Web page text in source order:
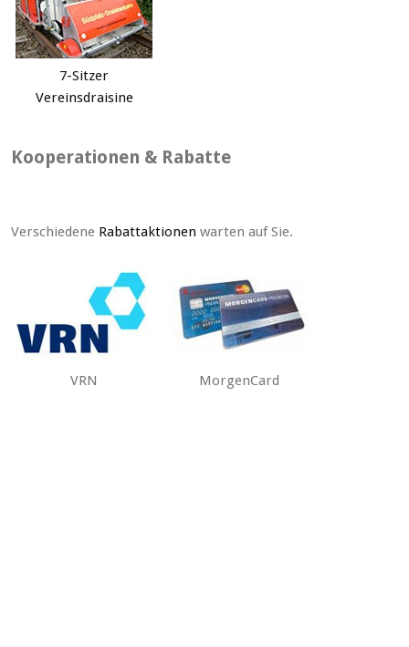
7-Sitzer
Vereinsdraisine
Kooperationen & Rabatte
Verschiedene Rabattaktionen warten auf Sie.
VRN MorgenCard